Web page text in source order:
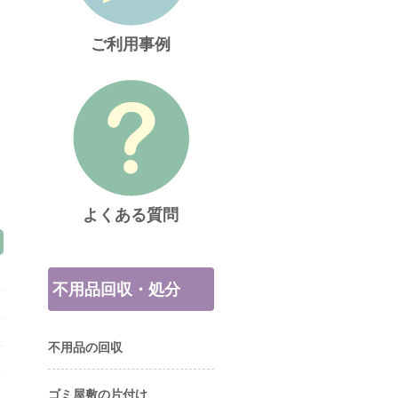
ご利用事例
よくある質問
不用品回収・処分
不用品の回収
ゴミ屋敷の片付け